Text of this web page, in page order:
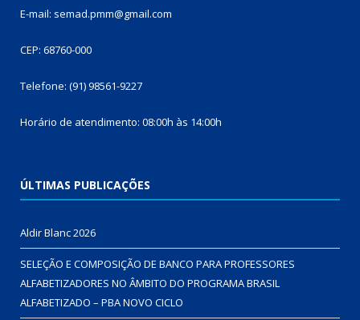
E-mail: semad.pmm@gmail.com
CEP: 68760-000
Telefone: (91) 98561-9227
Horário de atendimento: 08:00h às 14:00h
ÚLTIMAS PUBLICAÇÕES
Aldir Blanc 2026
SELEÇÃO E COMPOSIÇÃO DE BANCO PARA PROFESSORES
ALFABETIZADORES NO ÂMBITO DO PROGRAMA BRASIL
ALFABETIZADO – PBA NOVO CICLO